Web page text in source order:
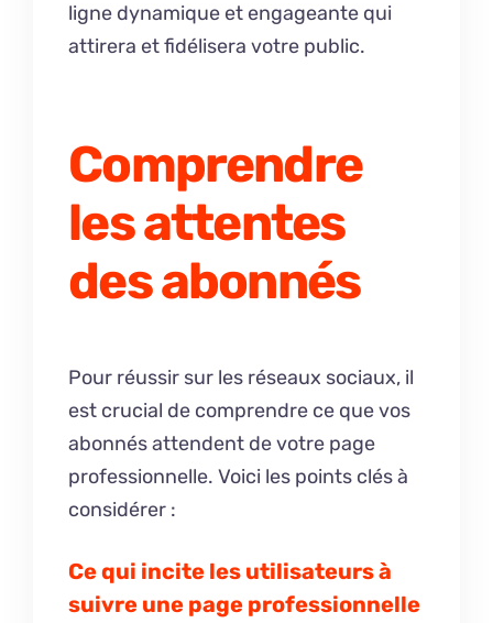
ligne dynamique et engageante qui
attirera et fidélisera votre public.
Comprendre
les attentes
des abonnés
Pour réussir sur les réseaux sociaux, il
est crucial de comprendre ce que vos
abonnés attendent de votre page
professionnelle. Voici les points clés à
considérer :
Ce qui incite les utilisateurs à
suivre une page professionnelle